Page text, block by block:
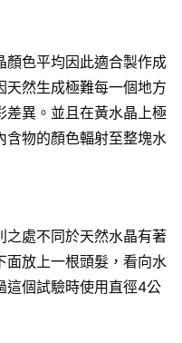
顏色平均因此適合製作成
天然生成極難每一個地方
差異。並且在黃水晶上極
含物的顏色輻射至整塊水
之處不同於天然水晶有著
面放上一根頭髮，看向水
這個試驗時使用直徑4公